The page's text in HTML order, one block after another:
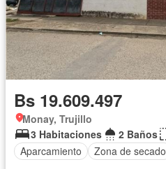
Bs 19.609.497
Monay, Trujillo
3 Habitaciones
2 Baños
Aparcamiento
Zona de secado